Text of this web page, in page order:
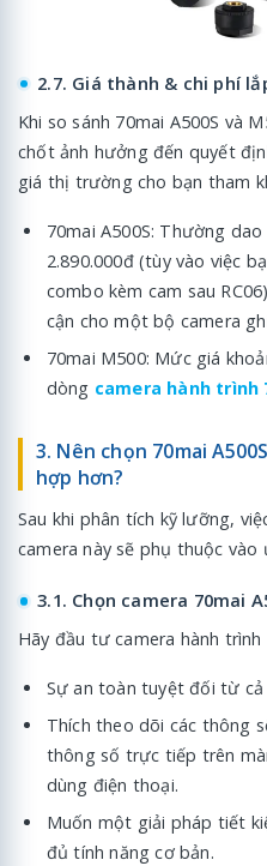
2.7. Giá thành & chi phí
Khi so sánh 70mai A500S và
chốt ảnh hưởng đến quyết
giá thị trường cho bạn tham
70mai A500S: Thường
2.890.000đ (tùy vào việc
combo kèm cam sau
cận cho một bộ camera
70mai M500: Mức giá
dòng camera hành trình
3. Nên chọn 70mai
hợp hơn?
Sau khi phân tích kỹ lưỡng,
camera này sẽ phụ thuộc vào
3.1. Chọn camera 70mai
Hãy đầu tư camera hành
Sự an toàn tuyệt đối từ
Thích theo dõi các thông
thông số trực tiếp trên
dùng điện thoại.
Muốn một giải pháp tiết
đủ tính năng cơ bản.